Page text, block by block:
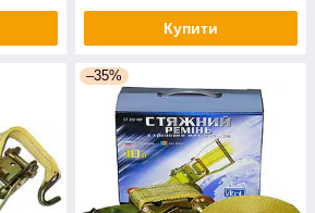
Купити
–35%